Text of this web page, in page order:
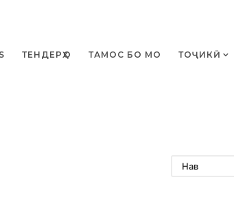
ТЕНДЕРҲО ТАМОС БО МО ТОҶИКӢ
Нав